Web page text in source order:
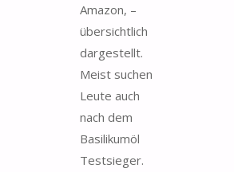
Amazon, –
übersichtlich
dargestellt.
Meist suchen
Leute auch
nach dem
Basilikumöl
Testsieger.